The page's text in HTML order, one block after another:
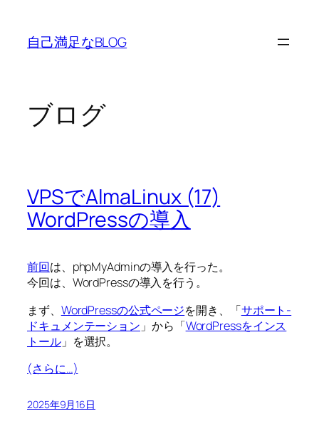
自己満足なBLOG
ブログ
VPSでAlmaLinux (17)
WordPressの導入
前回は、phpMyAdminの導入を行った。
今回は、WordPressの導入を行う。
まず、 WordPressの公式ページを開き、「サポート-
ドキュメンテーション 」から「WordPressをインス
トール」を選択。
(さらに…)
2025年9月16日